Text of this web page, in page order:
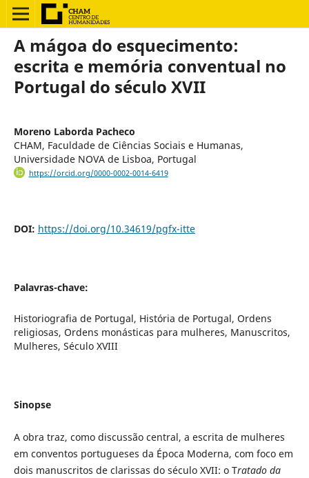
A mágoa do esquecimento:
escrita e memória conventual no
Portugal do século XVII
Moreno Laborda Pacheco
CHAM, Faculdade de Ciências Sociais e Humanas,
Universidade NOVA de Lisboa, Portugal
https://orcid.org/0000-0002-0014-6419
DOI: https://doi.org/10.34619/pgfx-itte
Palavras-chave:
Historiografia de Portugal, História de Portugal, Ordens
religiosas, Ordens monásticas para mulheres, Manuscritos,
Mulheres, Século XVIII
Sinopse
A obra traz, como discussão central, a escrita de mulheres
em conventos portugueses da Época Moderna, com foco em
dois manuscritos de clarissas do século XVII: o Tratado da